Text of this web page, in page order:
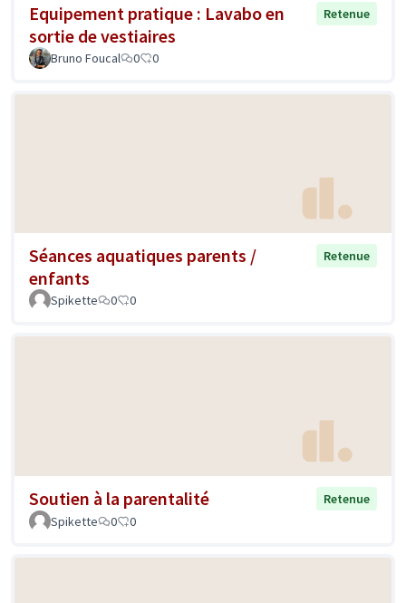
Equipement pratique : Lavabo en
sortie de vestiaires
Retenue
Bruno Foucal 0 0
Séances aquatiques parents /
enfants
Retenue
Spikette 0 0
Soutien à la parentalité
Retenue
Spikette
0 0